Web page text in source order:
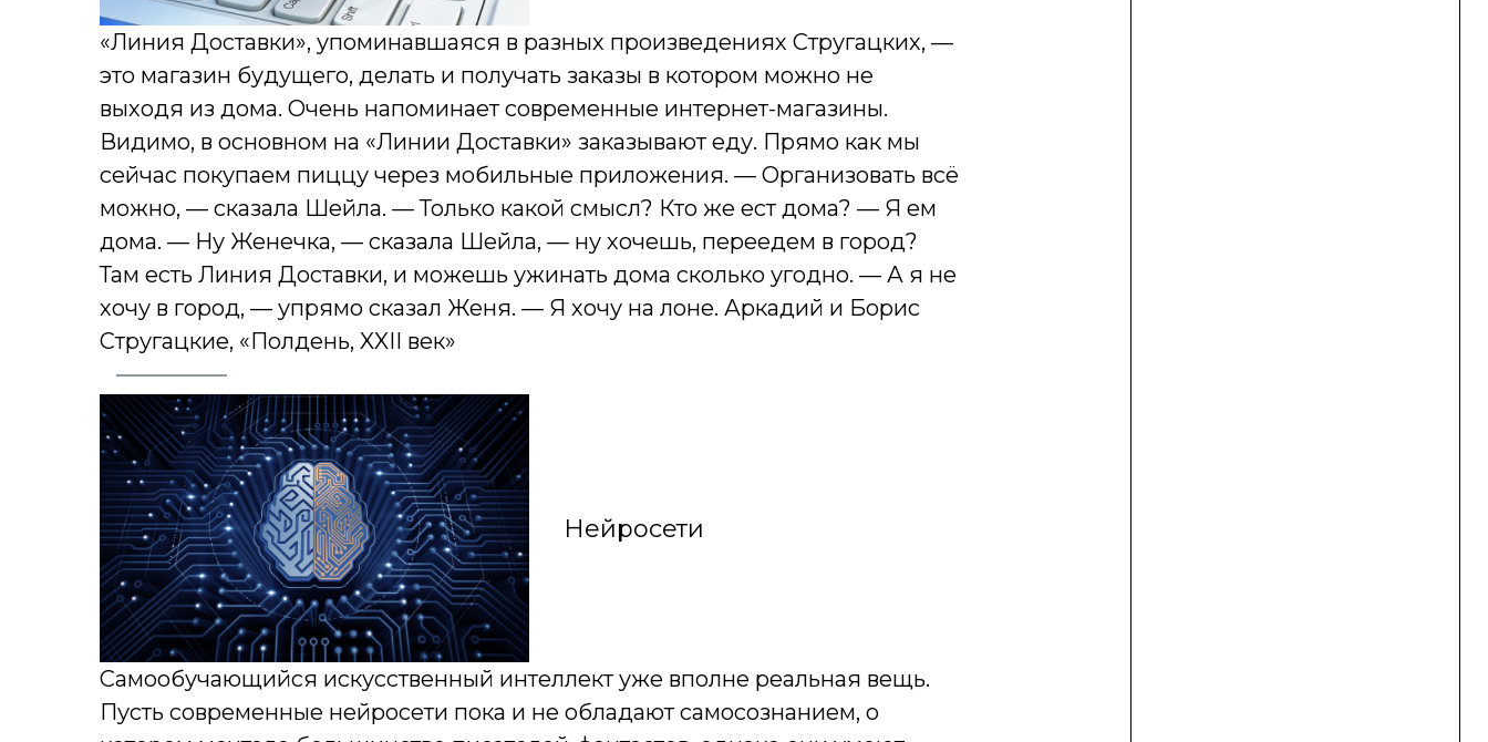
«Линия Доставки», упоминавшаяся в разных произведениях Стругацких, —
это магазин будущего, делать и получать заказы в котором можно не
выходя из дома. Очень напоминает современные интернет-магазины.
Видимо, в основном на «Линии Доставки» заказывают еду. Прямо как мы
сейчас покупаем пиццу через мобильные приложения. — Организовать всё
можно, — сказала Шейла. — Только какой смысл? Кто же ест дома? — Я ем
дома. — Ну Женечка, — сказала Шейла, — ну хочешь, переедем в город?
Там есть Линия Доставки, и можешь ужинать дома сколько угодно. — А я не
хочу в город, — упрямо сказал Женя. — Я хочу на лоне. Аркадий и Борис
Стругацкие, «Полдень, XXII век»
Нейросети
Самообучающийся искусственный интеллект уже вполне реальная вещь.
Пусть современные нейросети пока и не обладают самосознанием, о